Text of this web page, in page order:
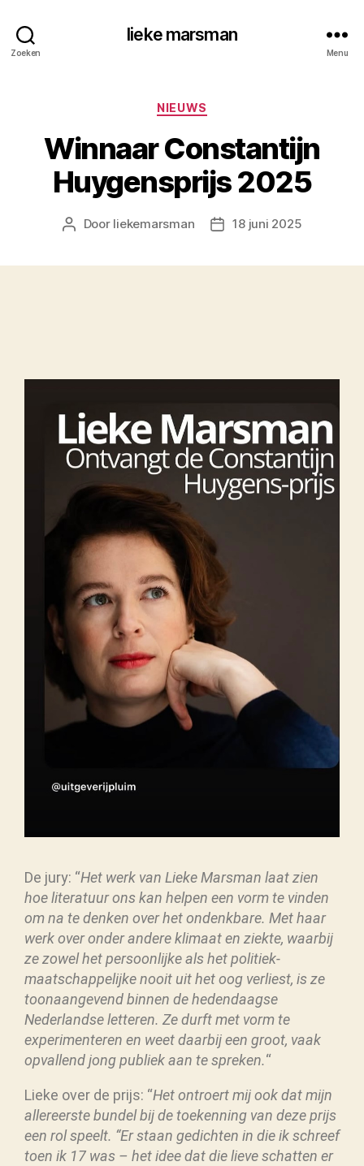
Zoeken
lieke marsman
Menu
NIEUWS
Winnaar Constantijn
Huygensprijs 2025
Door liekemarsman 18 juni 2025
De jury: “Het werk van Lieke Marsman laat zien
hoe literatuur ons kan helpen een vorm te vinden
om na te denken over het ondenkbare. Met haar
werk over onder andere klimaat en ziekte, waarbij
ze zowel het persoonlijke als het politiek-
maatschappelijke nooit uit het oog verliest, is ze
toonaangevend binnen de hedendaagse
Nederlandse letteren. Ze durft met vorm te
experimenteren en weet daarbij een groot, vaak
opvallend jong publiek aan te spreken.“
Lieke over de prijs: “Het ontroert mij ook dat mijn
allereerste bundel bij de toekenning van deze prijs
een rol speelt. “Er staan gedichten in die ik schreef
toen ik 17 was – het idee dat die lieve schatten er